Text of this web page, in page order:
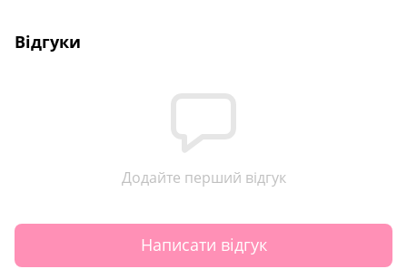
Відгуки
Додайте перший відгук
Написати відгук